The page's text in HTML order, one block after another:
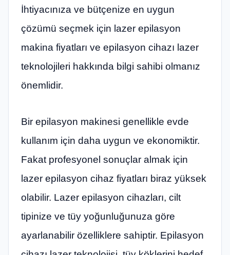
İhtiyacınıza ve bütçenize en uygun
çözümü seçmek için lazer epilasyon
makina fiyatları ve epilasyon cihazı lazer
teknolojileri hakkında bilgi sahibi olmanız
önemlidir.
Bir epilasyon makinesi genellikle evde
kullanım için daha uygun ve ekonomiktir.
Fakat profesyonel sonuçlar almak için
lazer epilasyon cihaz fiyatları biraz yüksek
olabilir. Lazer epilasyon cihazları, cilt
tipinize ve tüy yoğunluğunuza göre
ayarlanabilir özelliklere sahiptir. Epilasyon